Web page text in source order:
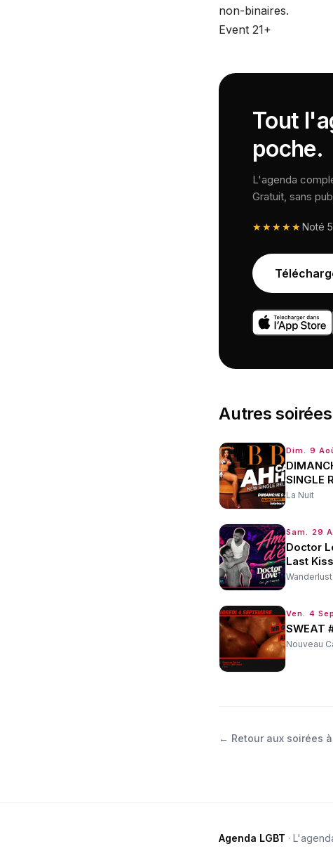
non-binaires.
Event 21+
Tout
poche.
L'agenda
Gratuit, sans
★★★★★Noté
Autressoirées
Dim. 9
SINGLE
La Nuit
Sam. 29
Doctor
Last
Wanderlust
Ven. 4
SWEAT
Nouveau
← Retour aux soirées
Agenda LGBT ·